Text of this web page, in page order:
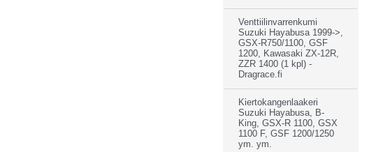
Venttiilinvarrenkumi
Suzuki Hayabusa 1999->,
GSX-R750/1100, GSF
1200, Kawasaki ZX-12R,
ZZR 1400 (1 kpl) -
Dragrace.fi
Kiertokangenlaakeri
Suzuki Hayabusa, B-
King, GSX-R 1100, GSX
1100 F, GSF 1200/1250
ym. ym.